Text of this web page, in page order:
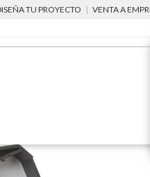
TU PROYECTO | VENTA A
accesorios de